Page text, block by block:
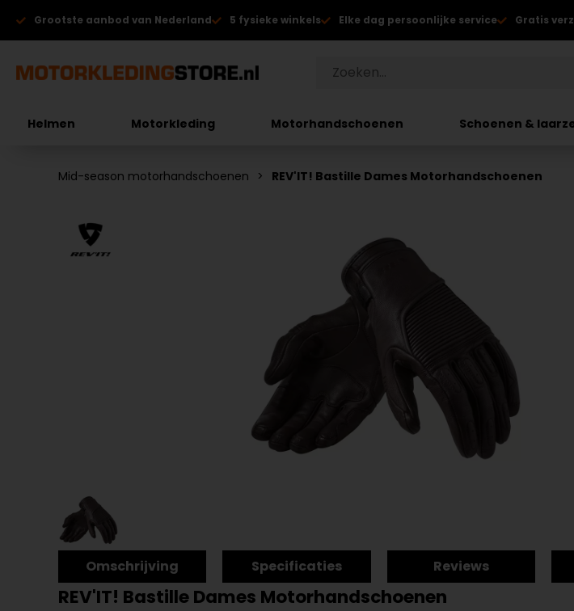
Grootste aanbod van Nederland 5 fysieke winkels Elke dag persoonlijke service Gratis
Helmen Motorkleding Motorhandschoenen Schoenen &
Mid-season motorhandschoenen REV'IT! Bastille Dames Motorhandschoenen
Omschrijving Specificaties Reviews
REV'IT! Bastille Dames Motorhandschoenen